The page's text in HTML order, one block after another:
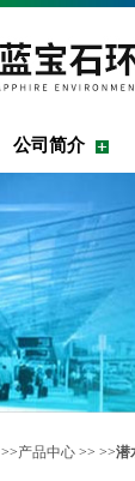
公司简介
>>产品中心 >> >>潜